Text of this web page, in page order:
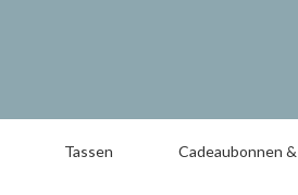
Tassen Cadeaubonnen